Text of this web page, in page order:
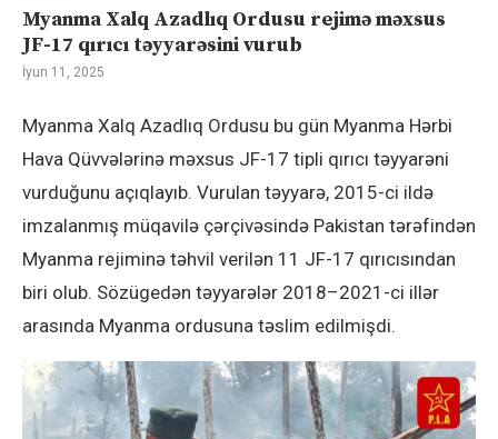
Myanma Xalq Azadlıq Ordusu rejimə məxsus
JF-17 qırıcı təyyarəsini vurub
İyun 11, 2025
Myanma Xalq Azadlıq Ordusu bu gün Myanma Hərbi
Hava Qüvvələrinə məxsus JF-17 tipli qırıcı təyyarəni
vurduğunu açıqlayıb. Vurulan təyyarə, 2015-ci ildə
imzalanmış müqavilə çərçivəsində Pakistan tərəfindən
Myanma rejiminə təhvil verilən 11 JF-17 qırıcısından
biri olub. Sözügedən təyyarələr 2018–2021-ci illər
arasında Myanma ordusuna təslim edilmişdi.